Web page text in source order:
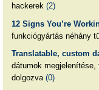
hackerek (2)
12 Signs You’re
funkciógyártás néhány
Translatable, custom
dátumok megjelenítése,
dolgozva (0)